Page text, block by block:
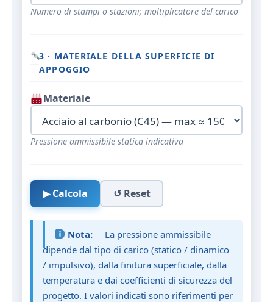
Numero di stampi o stazioni; moltiplicatore del carico
3 · MATERIALE DELLA SUPERFICIE DI
APPOGGIO
Materiale
Pressione ammissibile statica indicativa
▶ Calcola ↺ Reset
Nota:
La pressione ammissibile
dipende dal tipo di carico (statico / dinamico
/ impulsivo), dalla finitura superficiale, dalla
temperatura e dai coefficienti di sicurezza del
progetto. I valori indicati sono riferimenti per